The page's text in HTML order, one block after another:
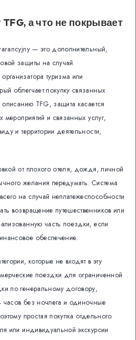
а что не покрывает
— это дополнительный,
защиты на случай
туризма или
облегчает покупку связанных
описанию TFG, защита касается
мероприятий и связанных услуг,
и территории деятельности,
от плохого отеля, дождя, личной
желания передумать. Система
на случай неплатежеспособности
возвращение путешественников или
часть поездки, если
обеспечение.
которые не входят в эту
поездки для ограниченной
по генеральному договору,
часов без ночлега и одиночные
простая покупка отдельного
или индивидуальной экскурсии